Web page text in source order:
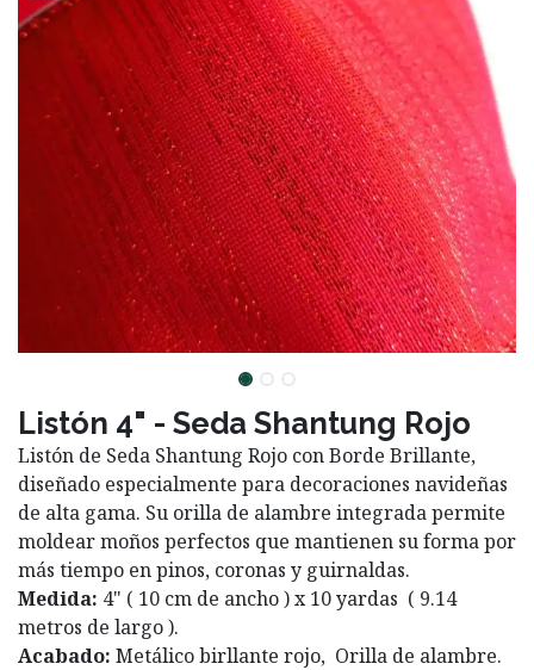
Listón 4" - Seda Shantung Rojo
Listón de Seda Shantung Rojo con Borde Brillante,
diseñado especialmente para decoraciones navideñas
de alta gama. Su orilla de alambre integrada permite
moldear moños perfectos que mantienen su forma por
más tiempo en pinos, coronas y guirnaldas.
Medida: 4" ( 10 cm de ancho ) x 10 yardas ( 9.14
metros de largo ).
Acabado: Metálico birllante rojo, Orilla de alambre.